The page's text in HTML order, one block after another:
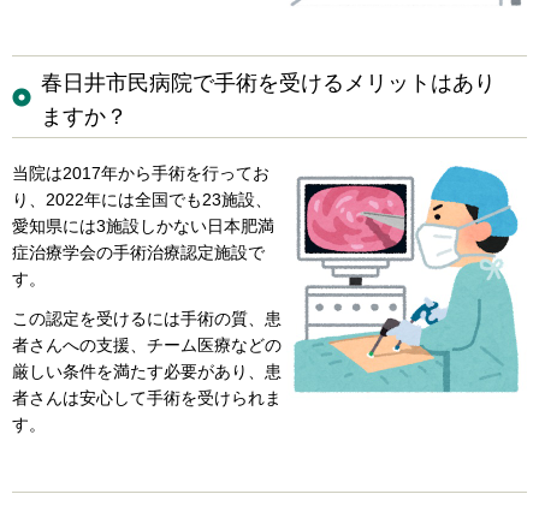
春日井市民病院で手術を受けるメリットはあり
ますか？
当院は2017年から手術を行ってお
り、2022年には全国でも23施設、
愛知県には3施設しかない日本肥満
症治療学会の手術治療認定施設で
す。
この認定を受けるには手術の質、患
者さんへの支援、チーム医療などの
厳しい条件を満たす必要があり、患
者さんは安心して手術を受けられま
す。